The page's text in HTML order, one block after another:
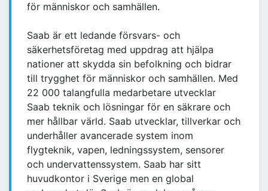
för människor och samhällen.
Saab är ett ledande försvars- och
säkerhetsföretag med uppdrag att hjälpa
nationer att skydda sin befolkning och bidrar
till trygghet för människor och samhällen. Med
22 000 talangfulla medarbetare utvecklar
Saab teknik och lösningar för en säkrare och
mer hållbar värld. Saab utvecklar, tillverkar och
underhåller avancerade system inom
flygteknik, vapen, ledningssystem, sensorer
och undervattenssystem. Saab har sitt
huvudkontor i Sverige men en global